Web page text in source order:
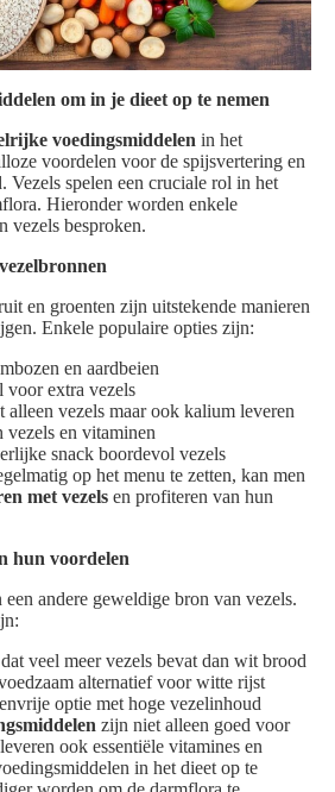
om in je dieet op te nemen
voedingsmiddelen in het
voordelen voor de spijsvertering en
Vezels spelen een cruciale rol in het
Hieronder worden enkele
vezels besproken.
en groenten zijn uitstekende manieren
Enkele populaire opties zijn:
en aardbeien
voor extra vezels
alleen vezels maar ook kalium leveren
en vitaminen
snack boordevol vezels
op het menu te zetten, kan men
met vezels en profiteren van hun
hun voordelen
andere geweldige bron van vezels.
veel meer vezels bevat dan wit brood
alternatief voor witte rijst
optie met hoge vezelinhoud
zijn niet alleen goed voor
ook essentiële vitamines en
in het dieet op te